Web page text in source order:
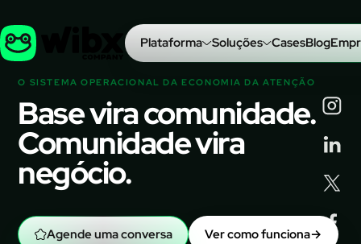
Plataforma Soluções CasesBlog
O SISTEMA OPERACIONAL DA ECONOMIA DA ATENÇÃO
Base vira comunidade.
Comunidade vira
negócio.
Agende uma conversa Ver como funciona→